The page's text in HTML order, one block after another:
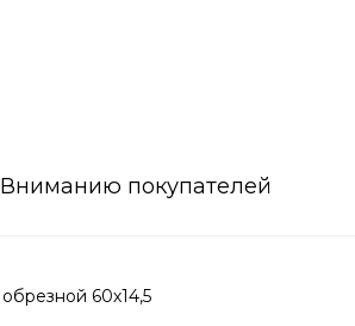
Вниманию покупателей
60х14,5